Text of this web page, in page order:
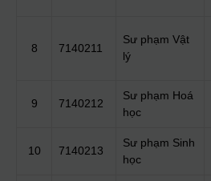
8 7140211
Sư phạm Vật
lý
9 7140212
Sư phạm Hoá
học
10 7140213
Sư phạm Sinh
học